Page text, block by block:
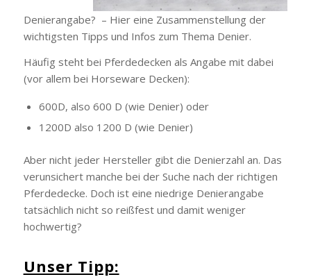
Denierangabe? – Hier eine Zusammenstellung der
wichtigsten Tipps und Infos zum Thema Denier.
Häufig steht bei Pferdedecken als Angabe mit dabei
(vor allem bei Horseware Decken):
600D, also 600 D (wie Denier) oder
1200D also 1200 D (wie Denier)
Aber nicht jeder Hersteller gibt die Denierzahl an. Das
verunsichert manche bei der Suche nach der richtigen
Pferdedecke. Doch ist eine niedrige Denierangabe
tatsächlich nicht so reißfest und damit weniger
hochwertig?
Unser Tipp: